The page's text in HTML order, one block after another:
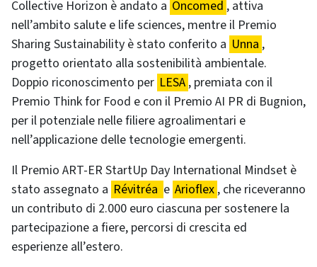
Collective Horizon è andato a Oncomed , attiva
nell’ambito salute e life sciences, mentre il Premio
Sharing Sustainability è stato conferito a Unna ,
progetto orientato alla sostenibilità ambientale.
Doppio riconoscimento per LESA , premiata con il
Premio Think for Food e con il Premio AI PR di Bugnion,
per il potenziale nelle filiere agroalimentari e
nell’applicazione delle tecnologie emergenti.
Il Premio ART-ER StartUp Day International Mindset è
stato assegnato a Révitréa e Arioflex , che riceveranno
un contributo di 2.000 euro ciascuna per sostenere la
partecipazione a fiere, percorsi di crescita ed
esperienze all’estero.